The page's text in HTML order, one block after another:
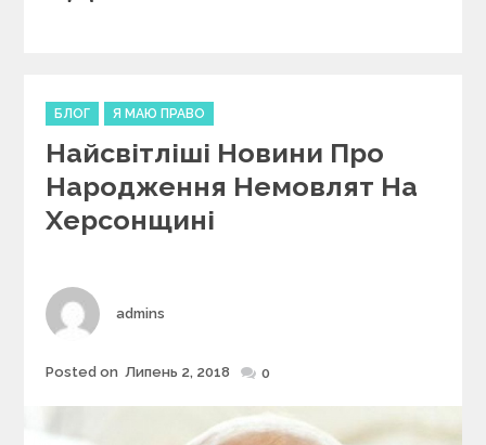
C
a
e
g
o
s
БЛОГ Я МАЮ ПРАВО
Найсвітліші Новини Про
Народження Немовлят На
Херсонщині
Author
admins
Posted
Posted on Липень 2, 2018 0